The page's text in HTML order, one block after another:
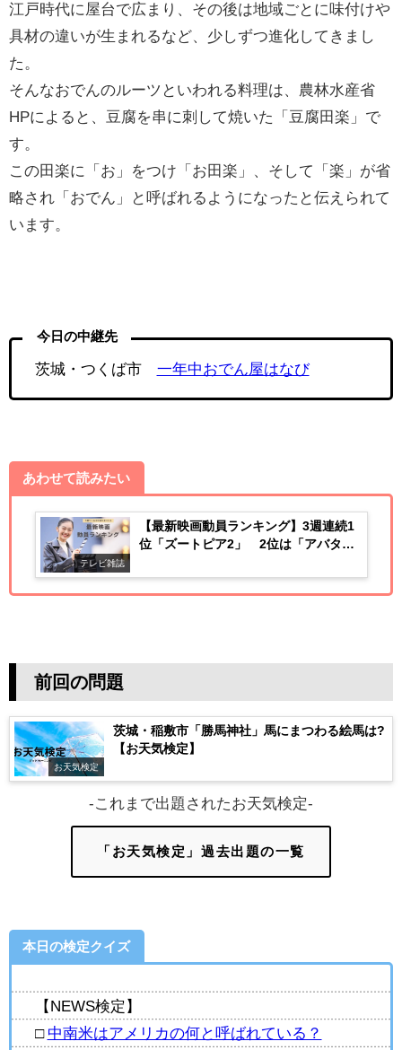
江戸時代に屋台で広まり、その後は地域ごとに味付けや
具材の違いが生まれるなど、少しずつ進化してきまし
た。
そんなおでんのルーツといわれる料理は、農林水産省
HPによると、豆腐を串に刺して焼いた「豆腐田楽」で
す。
この田楽に「お」をつけ「お田楽」、そして「楽」が省
略され「おでん」と呼ばれるようになったと伝えられて
います。
今日の中継先
茨城・つくば市 一年中おでん屋はなび
あわせて読みたい
テレビ雑誌
【最新映画動員ランキング】3週連続1
位「ズートピア2」 2位は「アバタ
前回の問題
お天気検定
茨城・稲敷市「勝馬神社」馬にまつわる絵馬は?
【お天気検定】
-これまで出題されたお天気検定-
「お天気検定」過去出題の一覧
本日の検定クイズ
【NEWS検定】
□ 中南米はアメリカの何と呼ばれている？